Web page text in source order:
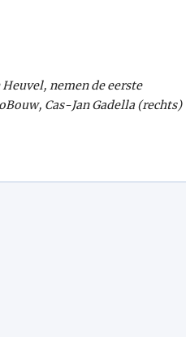
nemen de eerste
Cas-Jan Gadella (rechts)